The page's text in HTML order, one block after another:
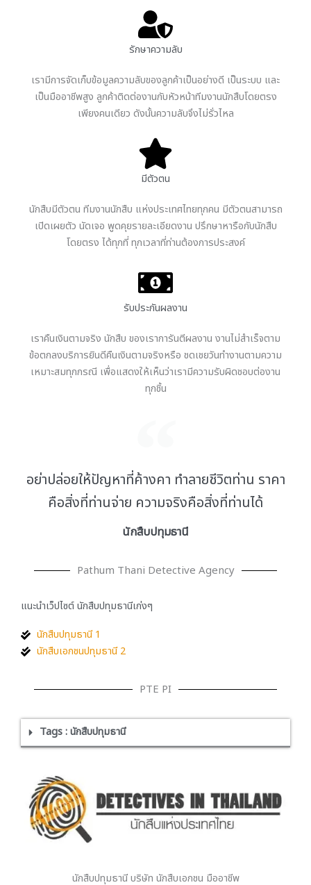
รักษาความลับ
เรามีการจัดเก็บข้อมูลความลับของลูกค้าเป็นอย่างดี เป็นระบบ และ
เป็นมืออาชีพสูง ลูกค้าติดต่องานกับหัวหน้าทีมงานนักสืบโดยตรง
เพียงคนเดียว ดังนั้นความลับจึงไม่รั่วไหล
มีตัวตน
นักสืบมีตัวตน ทีมงานนักสืบ แห่งประเทศไทยทุกคน มีตัวตนสามารถ
เปิดเผยตัว นัดเจอ พูดคุยรายละเอียดงาน ปรึกษาหารือกับนักสืบ
โดยตรง ได้ทุกที่ ทุกเวลาที่ท่านต้องการประสงค์
รับประกันผลงาน
เราคืนเงินตามจริง นักสืบ ของเราการันตีผลงาน งานไม่สำเร็จตาม
ข้อตกลงบริการยินดีคืนเงินตามจริงหรือ ชดเชยวันทำงานตามความ
เหมาะสมทุกกรณี เพื่อแสดงให้เห็นว่าเรามีความรับผิดชอบต่องาน
ทุกชิ้น
อย่าปล่อยให้ปัญหาที่ค้างคา ทำลายชีวิตท่าน ราคา
คือสิ่งที่ท่านจ่าย ความจริงคือสิ่งที่ท่านได้
นักสืบปทุมธานี
Pathum Thani Detective Agency
แนะนำเว็ปไซต์ นักสืบปทุมธานีเก่งๆ
นักสืบปทุมธานี 1
นักสืบเอกชนปทุมธานี 2
PTE PI
Tags : นักสืบปทุมธานี
นักสืบปทุมธานี บริษัท นักสืบเอกชน มืออาชีพ